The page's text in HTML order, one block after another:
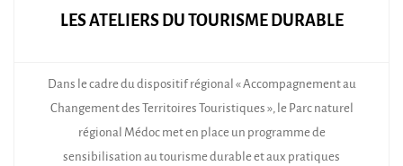
LES ATELIERS DU TOURISME DURABLE
Dans le cadre du dispositif régional « Accompagnement au
Changement des Territoires Touristiques », le Parc naturel
régional Médoc met en place un programme de
sensibilisation au tourisme durable et aux pratiques